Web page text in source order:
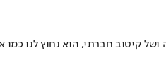
קיטוב חברתי, הוא נחוץ לנו